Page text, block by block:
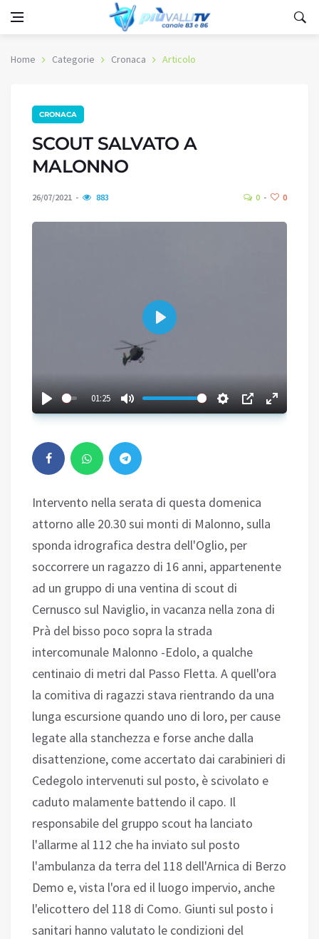
Home Categorie Cronaca Articolo
CRONACA
SCOUT SALVATO A
MALONNO
26/07/2021 883 0 0
01:25
Play
Intervento nella serata di questa domenica
attorno alle 20.30 sui monti di Malonno, sulla
sponda idrografica destra dell'Oglio, per
soccorrere un ragazzo di 16 anni, appartenente
ad un gruppo di una ventina di scout di
Cernusco sul Naviglio, in vacanza nella zona di
Prà del bisso poco sopra la strada
intercomunale Malonno -Edolo, a qualche
centinaio di metri dal Passo Fletta. A quell'ora
la comitiva di ragazzi stava rientrando da una
lunga escursione quando uno di loro, per cause
legate alla stanchezza e forse anche dalla
disattenzione, come accertato dai carabinieri di
Cedegolo intervenuti sul posto, è scivolato e
caduto malamente battendo il capo. Il
responsabile del gruppo scout ha lanciato
l'allarme al 112 che ha inviato sul posto
l'ambulanza da terra del 118 dell'Arnica di Berzo
Demo e, vista l'ora ed il luogo impervio, anche
l'elicottero del 118 di Como. Giunti sul posto i
sanitari hanno valutato le condizioni del